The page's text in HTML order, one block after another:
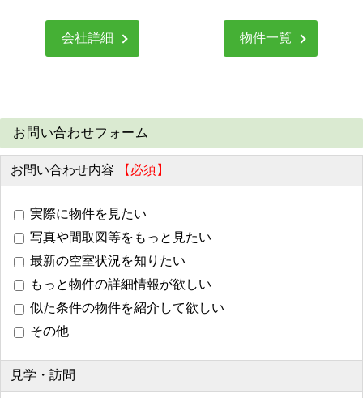
会社詳細 物件一覧
お問い合わせフォーム
お問い合わせ内容 【必須】
実際に物件を見たい
写真や間取図等をもっと見たい
最新の空室状況を知りたい
もっと物件の詳細情報が欲しい
似た条件の物件を紹介して欲しい
その他
見学・訪問